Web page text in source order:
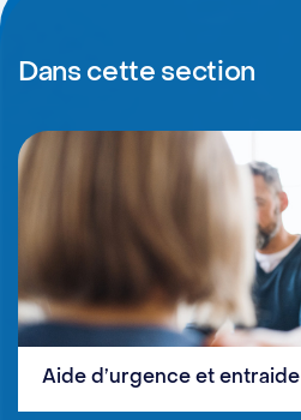
Dans cette section
Aide d’urgence et entraide